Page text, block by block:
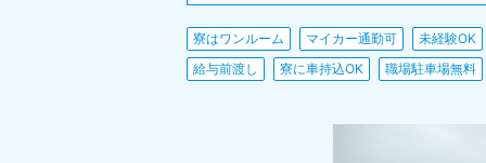
寮はワンルーム マイカー通勤可
未経験OK
給与前渡し
寮に車持込OK 職場駐車場無料